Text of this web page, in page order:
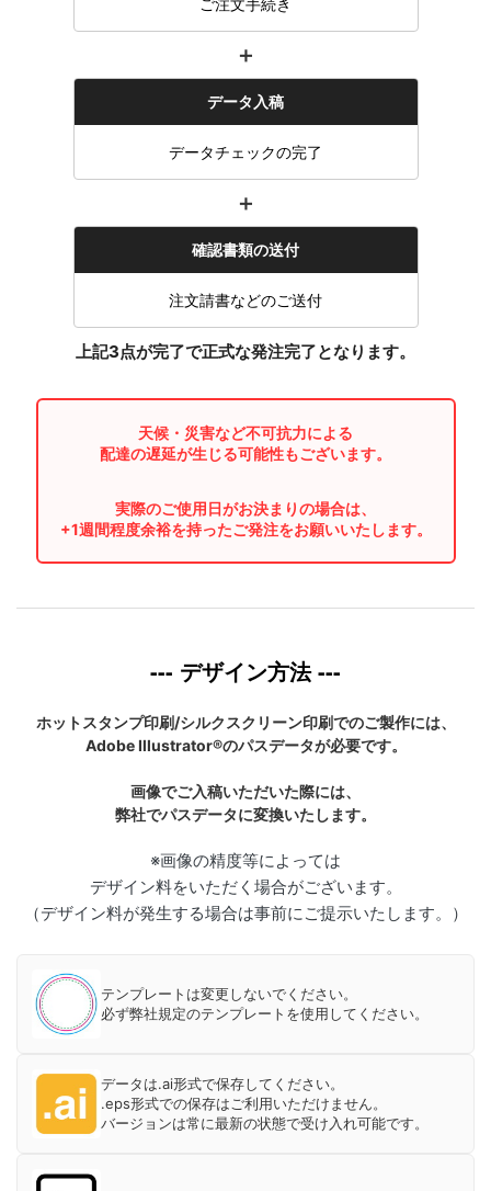
＋
データ入稿
データチェックの完了
＋
確認書類の送付
注文請書などのご送付
上記3点が完了で正式な発注完了となります。
天候・災害など不可抗力による
配達の遅延が生じる可能性もございます。
実際のご使用日がお決まりの場合は、
+1週間程度余裕を持ったご発注をお願いいたします。
--- デザイン方法 ---
ホットスタンプ印刷/シルクスクリーン印刷でのご製作には、
Adobe Illustrator®のパスデータが必要です。
画像でご入稿いただいた際には、
弊社でパスデータに変換いたします。
※画像の精度等によっては
デザイン料をいただく場合がございます。
（デザイン料が発生する場合は事前にご提示いたします。）
テンプレートは変更しないでください。
必ず弊社規定のテンプレートを使用してください。
データは.ai形式で保存してください。
.eps形式での保存はご利用いただけません。
バージョンは常に最新の状態で受け入れ可能です。